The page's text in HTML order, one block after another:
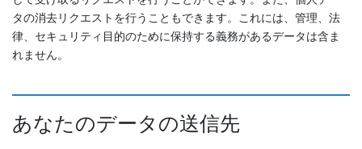
タの消去リクエストを行うこともできます。これには、管理、法
律、セキュリティ目的のために保持する義務があるデータは含ま
れません。
あなたのデータの送信先